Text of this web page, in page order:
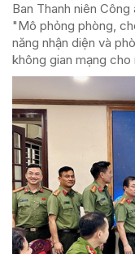
Ban Thanh niên
"Mô phỏng phòng,
năng nhận diện và
không gian mạng cho